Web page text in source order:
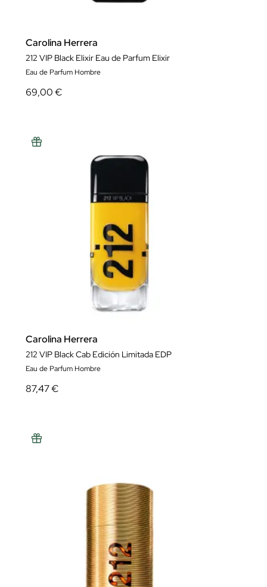
Carolina Herrera
212 VIP Black Elixir Eau de Parfum Elixir
Eau de Parfum Hombre
69,00 €
Carolina Herrera
212 VIP Black Cab Edición Limitada EDP
Eau de Parfum Hombre
87,47 €